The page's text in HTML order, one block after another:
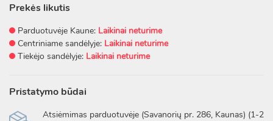
Prekės likutis
Parduotuvėje Kaune: Laikinai neturime
Centriniame sandėlyje: Laikinai neturime
Tiekėjo sandėlyje: Laikinai neturime
Pristatymo būdai
Atsiėmimas parduotuvėje (Savanorių pr. 286, Kaunas) (1-2